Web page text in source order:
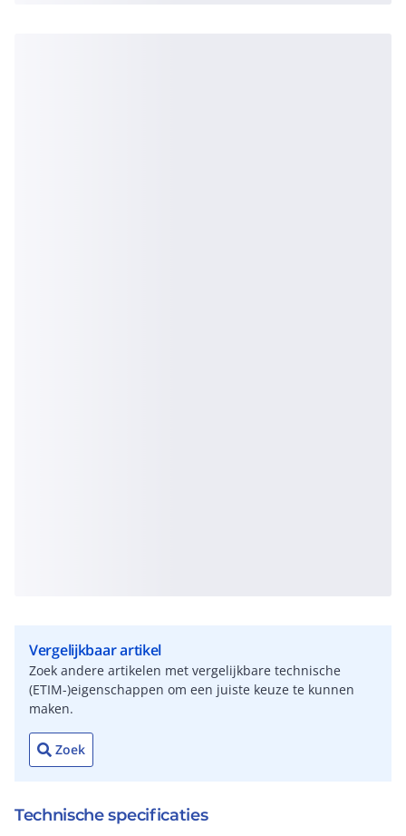
Vergelijkbaar artikel
Zoek andere artikelen met vergelijkbare technische
(ETIM-)eigenschappen om een juiste keuze te kunnen
maken.
Zoek
Technische specificaties